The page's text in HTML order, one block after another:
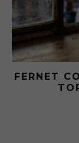
FERNET